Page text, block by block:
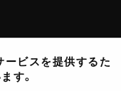
ービスを提供するた
す。